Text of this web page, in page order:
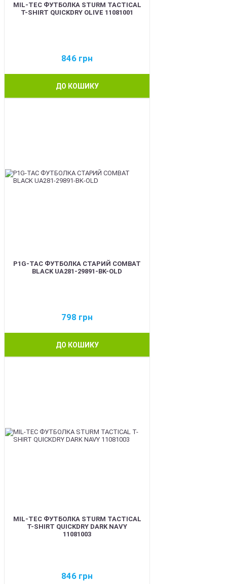
MIL-TEC ФУТБОЛКА STURM TACTICAL
T-SHIRT QUICKDRY OLIVE 11081001
846 грн
ДО КОШИКУ
P1G-TAC ФУТБОЛКА СТАРИЙ COMBAT
BLACK UA281-29891-BK-OLD
798 грн
ДО КОШИКУ
MIL-TEC ФУТБОЛКА STURM TACTICAL
T-SHIRT QUICKDRY DARK NAVY
11081003
846 грн